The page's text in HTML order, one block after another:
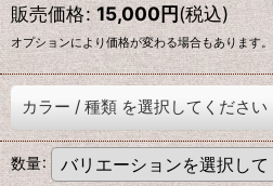
販売価格: 15,000円(税込)
オプションにより価格が変わる場合もあります。
カラー / 種類 を選択してください
数量: